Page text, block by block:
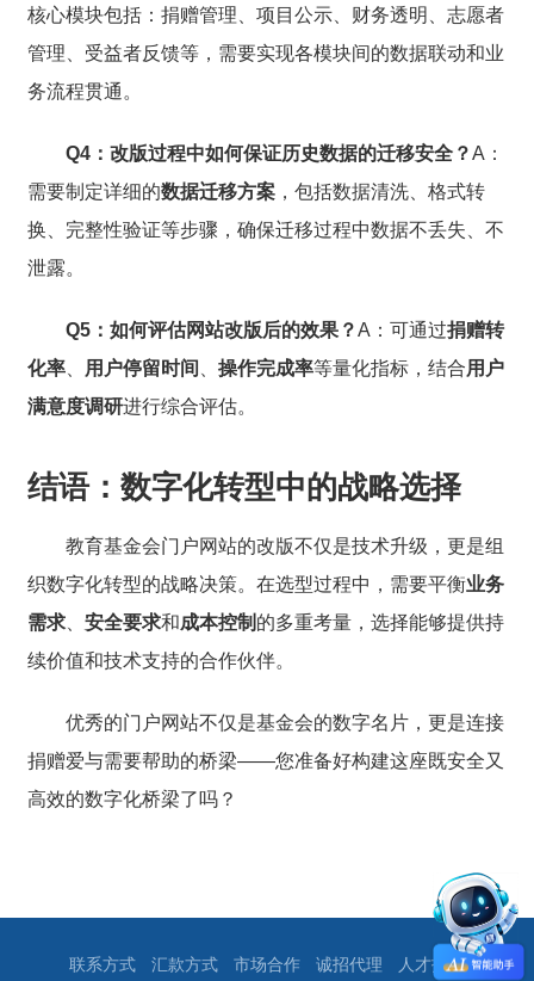
核心模块包括：捐赠管理、项目公示、财务透明、志愿者
管理、受益者反馈等，需要实现各模块间的数据联动和业
务流程贯通。
Q4：改版过程中如何保证历史数据的迁移安全？A：
需要制定详细的数据迁移方案，包括数据清洗、格式转
换、完整性验证等步骤，确保迁移过程中数据不丢失、不
泄露。
Q5：如何评估网站改版后的效果？A：可通过捐赠转
化率、 用户停留时间 操作完成率等量化指标，结合用户
满意度调研进行综合评估。
结语：数字化转型中的战略选择
教育基金会门户网站的改版不仅是技术升级，更是组
织数字化转型的战略决策。在选型过程中，需要平衡业务
需求、 安全要求和成本控制 的多重考量，选择能够提供持
续价值和技术支持的合作伙伴。
优秀的门户网站不仅是基金会的数字名片，更是连接
捐赠爱与需要帮助的桥梁——您准备好构建这座既安全又
高效的数字化桥梁了吗？
联系方式 汇款方式 市场合作 诚招代理 人才招聘